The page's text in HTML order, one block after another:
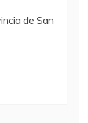
de San